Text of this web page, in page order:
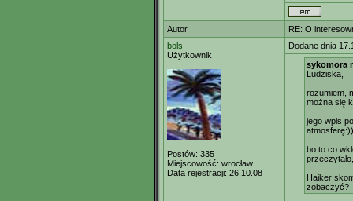
Autor
RE: O
bols
Użytkownik
Postów: 335
Miejscowość: wrocław
Data rejestracji: 26.10.08
Dodane dnia
sykomora
Ludziska,
rozumiem,
można się
jego wpis
bo to co
Haiker
zobaczyć?